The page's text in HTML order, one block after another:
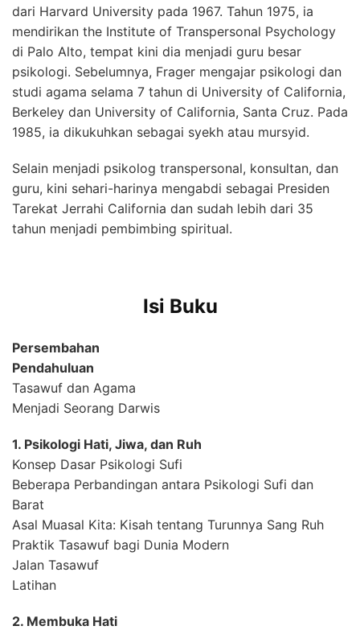
dari Harvard University pada 1967. Tahun 1975, ia
mendirikan the Institute of Transpersonal Psychology
di Palo Alto, tempat kini dia menjadi guru besar
psikologi. Sebelumnya, Frager mengajar psikologi dan
studi agama selama 7 tahun di University of California,
Berkeley dan University of California, Santa Cruz. Pada
1985, ia dikukuhkan sebagai syekh atau mursyid.
Selain menjadi psikolog transpersonal, konsultan, dan
guru, kini sehari-harinya mengabdi sebagai Presiden
Tarekat Jerrahi California dan sudah lebih dari 35
tahun menjadi pembimbing spiritual.
Isi Buku
Persembahan
Pendahuluan
Tasawuf dan Agama
Menjadi Seorang Darwis
1. Psikologi Hati, Jiwa, dan Ruh
Konsep Dasar Psikologi Sufi
Beberapa Perbandingan antara Psikologi Sufi dan
Barat
Asal Muasal Kita: Kisah tentang Turunnya Sang Ruh
Praktik Tasawuf bagi Dunia Modern
Jalan Tasawuf
Latihan
2. Membuka Hati